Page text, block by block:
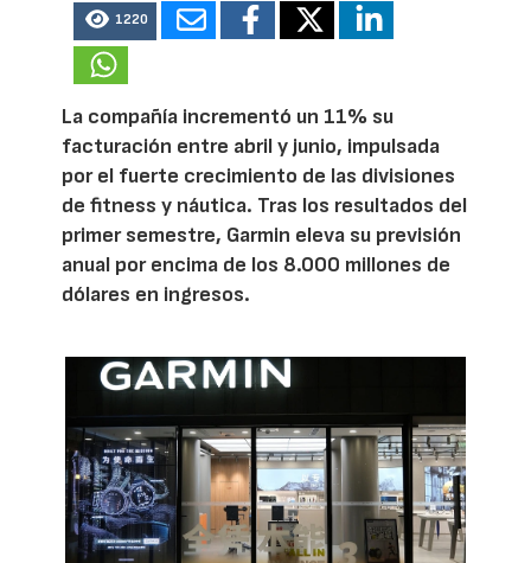
1220
La compañía incrementó un 11% su
facturación entre abril y junio, impulsada
por el fuerte crecimiento de las divisiones
de fitness y náutica. Tras los resultados del
primer semestre, Garmin eleva su previsión
anual por encima de los 8.000 millones de
dólares en ingresos.